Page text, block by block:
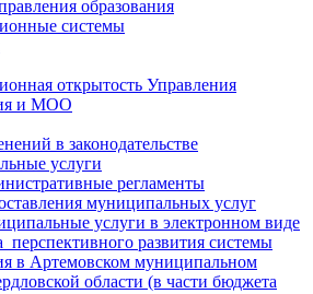
образования
системы
открытость Управления
и МОО
в законодательстве
услуги
регламенты
муниципальных услуг
услуги в электронном виде
развития системы
в Артемовском муниципальном
области (в части бюджета